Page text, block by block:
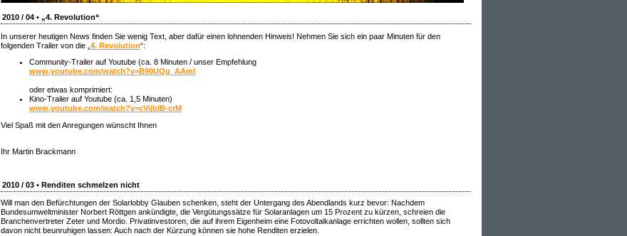
2010 / 04 • „4. Revolution“
In unserer heutigen News finden Sie wenig Text, aber dafür einen lohnenden Hinweis! Nehmen Sie sich ein paar Minuten für den
folgenden Trailer von die „ 4. Revolution“:
Community-Trailer auf Youtube (ca. 8 Minuten / unser Empfehlung
www.youtube.com/watch?v=B90UQg_AAmI
oder etwas komprimiert:
Kino-Trailer auf Youtube (ca. 1,5 Minuten)
www.youtube.com/watch?v=cVijbIB-crM
Viel Spaß mit den Anregungen wünscht Ihnen
Ihr Martin Brackmann
2010 / 03 • Renditen schmelzen nicht
Will man den Befürchtungen der Solarlobby Glauben schenken, steht der Untergang des Abendlands kurz bevor: Nachdem
Bundesumweltminister Norbert Röttgen ankündigte, die Vergütungssätze für Solaranlagen um 15 Prozent zu kürzen, schreien die
Branchenvertreter Zeter und Mordio. Privatinvestoren, die auf ihrem Eigenheim eine Fotovoltaikanlage errichten wollen, sollten sich
davon nicht beunruhigen lassen: Auch nach der Kürzung können sie hohe Renditen erzielen.